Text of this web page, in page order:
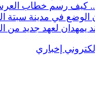
كيف رسم خطاب
الوضع في مدينة سبتة
يمهدان لعهد جديد من